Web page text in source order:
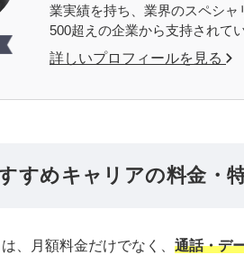
業実績を持ち、業界のスペシャ
500超えの企業から支持されてい
詳しいプロフィールを見る
すめキャリアの料金・
、月額料金だけでなく、 通話・デ